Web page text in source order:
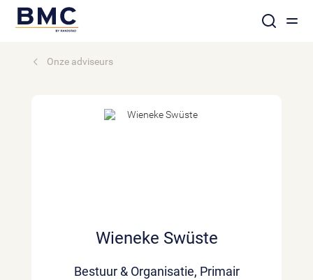
Onze adviseurs
Wieneke Swüste
Bestuur & Organisatie, Primair